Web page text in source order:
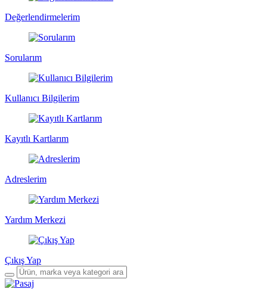
Değerlendirmelerim
Sorularım
Kullanıcı Bilgilerim
Kayıtlı Kartlarım
Adreslerim
Yardım Merkezi
Çıkış Yap